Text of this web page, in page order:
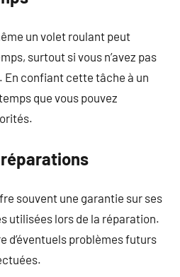
un volet roulant peut
surtout si vous n’avez pas
En confiant cette tâche à un
que vous pouvez
souvent une garantie sur ses
utilisées lors de la réparation.
d’éventuels problèmes futurs